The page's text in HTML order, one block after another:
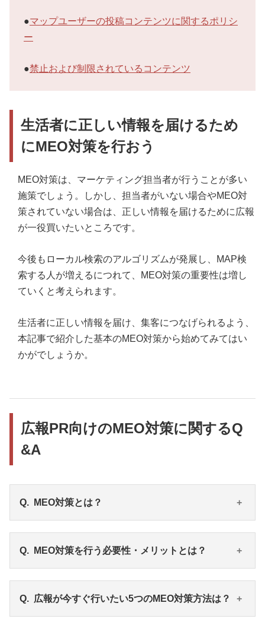
●マップユーザーの投稿コンテンツに関するポリシ
ー
●禁止および制限されているコンテンツ
生活者に正しい情報を届けるため
にMEO対策を行おう
MEO対策は、マーケティング担当者が行うことが多い
施策でしょう。しかし、担当者がいない場合やMEO対
策されていない場合は、正しい情報を届けるために広報
が一役買いたいところです。
今後もローカル検索のアルゴリズムが発展し、MAP検
索する人が増えるにつれて、MEO対策の重要性は増し
ていくと考えられます。
生活者に正しい情報を届け、集客につなげられるよう、
本記事で紹介した基本のMEO対策から始めてみてはい
かがでしょうか。
広報PR向けのMEO対策に関するQ
&A
MEO対策とは？
検索結果が変わる仕組みを取っており、これを「ロ
ーカル検索」とよびます。ローカル検索された際に
りする対策をすることを「MEO対策（Map Engine
Optimization）」「ローカルSEO」などと呼びます。
MEO対策を行う必要性・メリットとは？
検索する際ユーザーの44％がMAPを利用しており、
その内41％は検索後24時間以内に店舗訪問している
広報が今すぐ行いたい5つのMEO対策方法は？